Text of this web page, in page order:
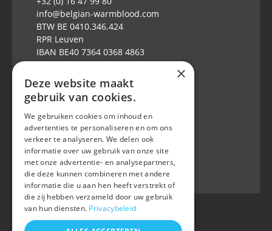
info@belgian-warmblood.com
BTW BE 0410.346.424
RPR Leuven
IBAN BE40 7364 0368 4863
Elke weekdag open: 9u-12u & 13-16u
Volg ons op
×
Deze website maakt
gebruik van cookies.
We gebruiken cookies om inhoud en
advertenties te personaliseren en om ons
verkeer te analyseren. We delen ook
informatie over uw gebruik van onze site
met onze advertentie- en analysepartners,
die deze kunnen combineren met andere
informatie die u aan hen heeft verstrekt of
die zij hebben verzameld door uw gebruik
van hun diensten. Privacybeleid